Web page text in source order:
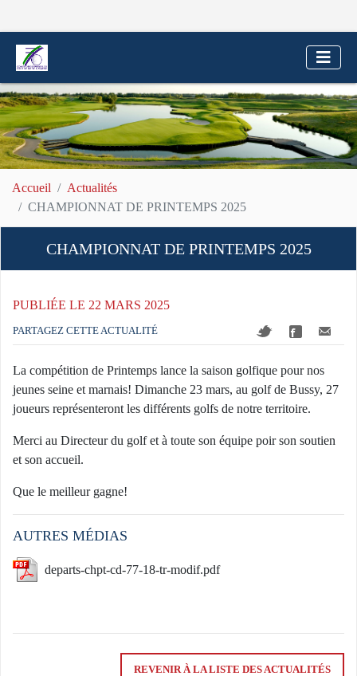
Accueil
Actualités
CHAMPIONNAT DE PRINTEMPS 2025
CHAMPIONNAT DE PRINTEMPS 2025
PUBLIÉE LE 22 MARS 2025
PARTAGEZ CETTE ACTUALITÉ
La compétition de Printemps lance la saison golfique pour nos
jeunes seine et marnais! Dimanche 23 mars, au golf de Bussy, 27
joueurs représenteront les différents golfs de notre territoire.
Merci au Directeur du golf et à toute son équipe poir son soutien
et son accueil.
Que le meilleur gagne!
AUTRES MÉDIAS
departs-chpt-cd-77-18-tr-modif.pdf
REVENIR À LA LISTE DES ACTUALITÉS